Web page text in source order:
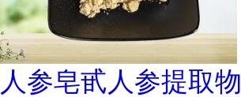
人参皂甙人参提取